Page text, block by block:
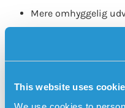
This website uses
Mere omhyggelig